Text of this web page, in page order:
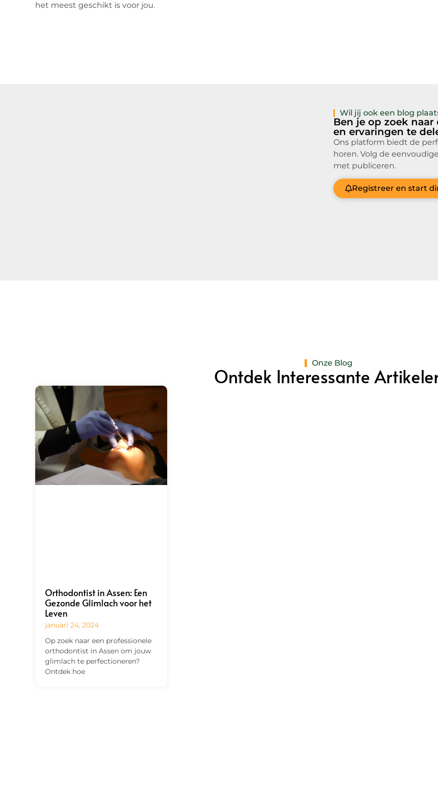
het meest geschikt is voor jou.
Wil jij ook een blog
Ben je op zoek
en ervaringen te
Ons platform biedt de
horen. Volg de
met publiceren.
Registreer en start
Onze Blog
Ontdek Interessante
Orthodontist in Assen: Een
Gezonde Glimlach voor het
Leven
januari 24, 2024
Op zoek naar een professionele
orthodontist in Assen om jouw
glimlach te perfectioneren?
Ontdek hoe